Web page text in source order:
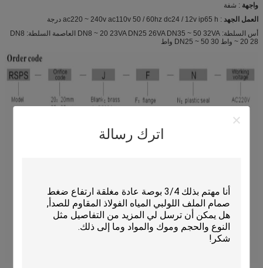
اترك رسالة
واجهة : شفة
العمل الجهد : ac220 ~ 240v ac110v 50 / 60hz dc24 / 12v ip65 h درجة
أس السلطة: DN8 ~ 20 23VA DN25 26VA DN35 ~ 50 32VA العاصمة السلطة: DN8
~ 20 28 واط DN25 ~ 50 30 واط